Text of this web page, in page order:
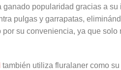
popularidad gracias a su
pulgas y garrapatas,
su conveniencia, ya que
también utiliza fluralaner como